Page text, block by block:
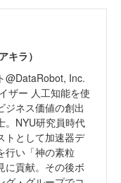
キラ）
@DataRobot, Inc.
ザー 人工知能を使
ジネス価値の創出
。NYU研究員時代
トとして加速器デ
行い「神の素粒
に貢献。その後ボ